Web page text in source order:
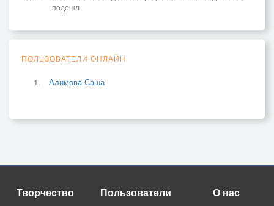
подошл
ПОЛЬЗОВАТЕЛИ ОНЛАЙН
Алимова Саша
Творчество Пользователи О нас